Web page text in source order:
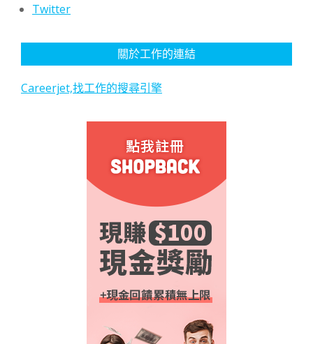
Twitter
關於工作的連結
Careerjet,找工作的搜尋引擎